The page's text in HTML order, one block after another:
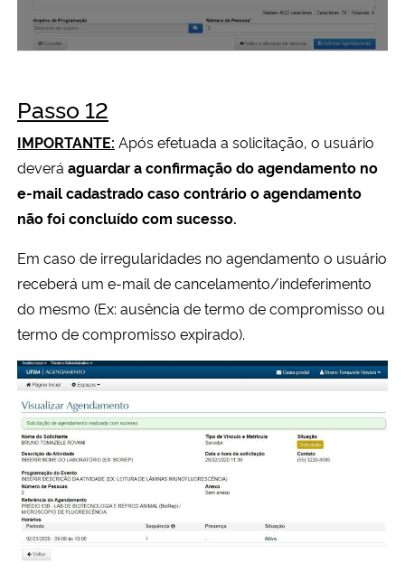
Passo 12
IMPORTANTE: Após efetuada a solicitação, o usuário
deverá aguardar a confirmação do agendamento no
e-mail cadastrado caso contrário o agendamento
não foi concluído com sucesso.
Em caso de irregularidades no agendamento o usuário
receberá um e-mail de cancelamento/indeferimento
do mesmo (Ex: ausência de termo de compromisso ou
termo de compromisso expirado).